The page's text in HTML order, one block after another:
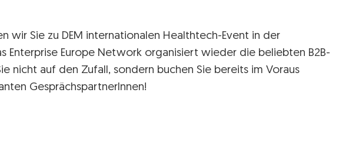
wir Sie zu DEM internationalen Healthtech-Event in der
Enterprise Europe Network organisiert wieder die beliebten B2B-
nicht auf den Zufall, sondern buchen Sie bereits im Voraus
GesprächspartnerInnen!